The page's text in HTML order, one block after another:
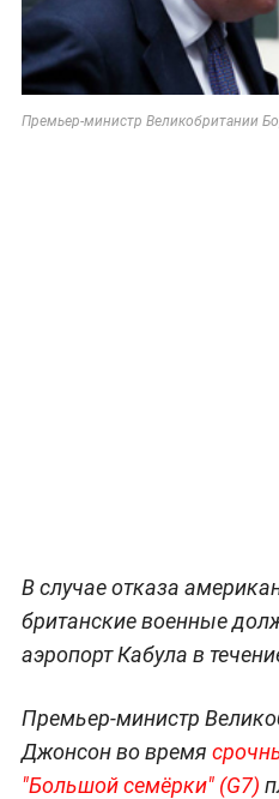
Премьер-министр Великобритании
В случае отказа
британские военные
аэропорт Кабула в
Премьер-министр
Джонсон во время
"Большой семёрки" (G7)